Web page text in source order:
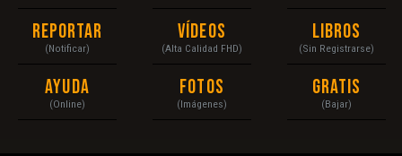
Reportar
(Notificar)
Ayuda
(Online)
Vídeos
(Alta Calidad FHD)
Fotos
(Imágenes)
Libros
(Sin Registrarse)
Gratis
(Bajar)